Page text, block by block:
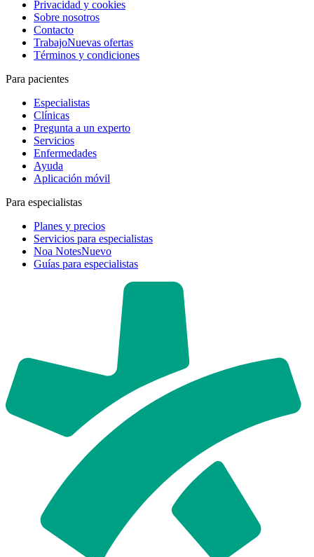
Privacidad y cookies
Sobre nosotros
Contacto
TrabajoNuevas ofertas
Términos y condiciones
Para pacientes
Especialistas
Clínicas
Pregunta a un experto
Servicios
Enfermedades
Ayuda
Aplicación móvil
Para especialistas
Planes y precios
Servicios para especialistas
Noa NotesNuevo
Guías para especialistas